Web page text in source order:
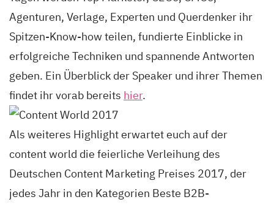
Agenturen, Verlage, Experten und Querdenker ihr
Spitzen-Know-how teilen, fundierte Einblicke in
erfolgreiche Techniken und spannende Antworten
geben. Ein Überblick der Speaker und ihrer Themen
findet ihr vorab bereits hier.
Als weiteres Highlight erwartet euch auf der
content world die feierliche Verleihung des
Deutschen Content Marketing Preises 2017, der
jedes Jahr in den Kategorien Beste B2B-